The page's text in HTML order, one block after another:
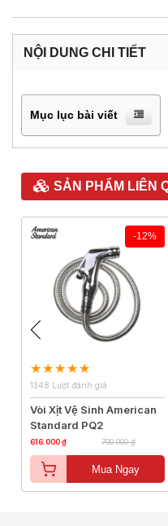
NỘI DUNG CHI TIẾT
Mục lục bài viết
SẢN PHẨM LIÊN
-12%
1348 Lượt đánh giá
Vòi Xịt Vệ Sinh American
Standard PQ2
616.000 ₫ 700.000 ₫
Mua Ngay